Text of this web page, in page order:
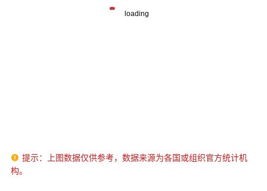
 提示：上图数据仅供参考，数据来源为各国或组织官方统计机
构。